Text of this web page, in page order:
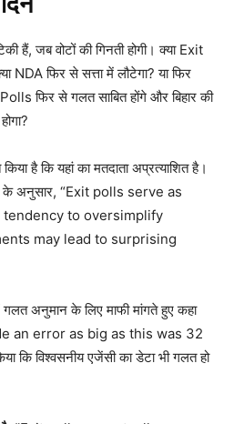
हैं, जब वोटों की गिनती होगी। क्या Exit
NDA फिर से सत्ता में लौटेगा? या फिर
फिर से गलत साबित होंगे और बिहार की
किया है कि यहां का मतदाता अप्रत्याशित है।
के अनुसार, “Exit polls serve as
to oversimplify
may lead to surprising
अनुमान के लिए माफी मांगते हुए कहा
an error as big as this was 32
कि विश्वसनीय एजेंसी का डेटा भी गलत हो